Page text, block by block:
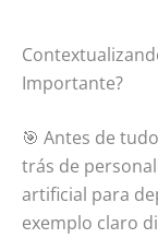
Importante?
🎯 Antes de
trás de
artificial para
exemplo claro